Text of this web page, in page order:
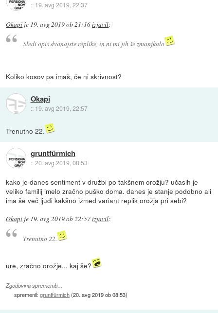
:: 19. avg 2019, 22:37
Okapi je 19. avg 2019 ob 21:16izjavil:
Sledi opis dvanajste replike, in ni mi jih še zmanjkalo
Koliko kosov pa imaš, če ni skrivnost?
Okapi
:: 19. avg 2019, 22:57
Trenutno 22.
gruntfürmich
::20. avg 2019, 08:53
kako je danes sentiment v družbi po takšnem orožju? učasih je
veliko familij imelo zračno puško doma. danes je stanje podobno ali
ima še več ljudi kakšno izmed variant replik orožja pri sebi?
Okapi je 19. avg 2019 ob 22:57izjavil:
Trenutno 22.
ure, zračno orožje... kaj še?
Zgodovina sprememb…
spremenil:gruntfürmich(20. avg 2019 ob 08:53)